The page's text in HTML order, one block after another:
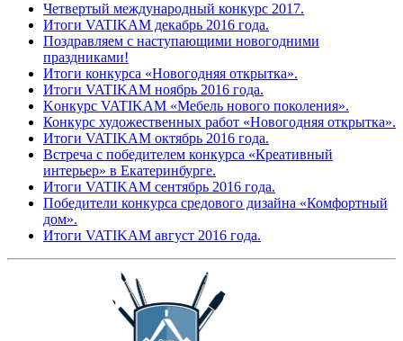
Четвертый международный конкурс 2017.
Итоги VATIKAM декабрь 2016 года.
Поздравляем с наступающими новогодними
праздниками!
Итоги конкурса «Новогодняя открытка».
Итоги VATIKAM ноябрь 2016 года.
Kонкурс VATIKAM «Мебель нового поколения».
Конкурс художественных работ «Новогодняя открытка».
Итоги VATIKAM октябрь 2016 года.
Встреча с победителем конкурса «Креативный
интерьер» в Екатеринбурге.
Итоги VATIKAM сентябрь 2016 года.
Победители конкурса средового дизайна «Комфортный
дом».
Итоги VATIKAM август 2016 года.